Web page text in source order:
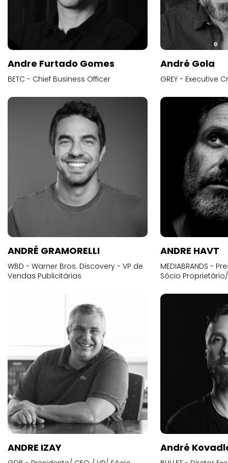
Andre Furtado Gomes
BETC - Chief Business Officer
André Gola
GREY - Executive
ANDRÉ GRAMORELLI
WBD - Warner Bros. Discovery - VP de
Vendas Publicitárias
ANDRE HAVT
MEDIABRANDS -
Sócio
ANDRE IZAY André